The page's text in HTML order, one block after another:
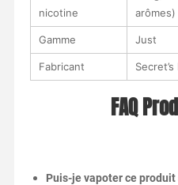
nicotine
arômes)
Gamme Just
Fabricant
FAQ
Puis-je vapoter ce